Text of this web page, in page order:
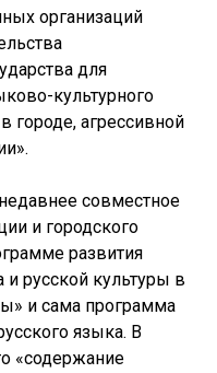
организаций
для
культурного
городе, агрессивной
совместное
и городского
развития
и русской культуры в
и сама программа
языка. В
«содержание